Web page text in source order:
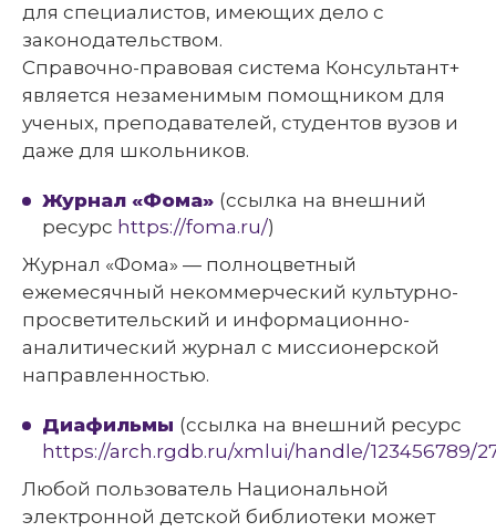
для специалистов, имеющих дело с
законодательством.
Справочно-правовая система Консультант+
является незаменимым помощником для
ученых, преподавателей, студентов вузов и
даже для школьников.
Журнал «Фома» (ссылка на внешний
ресурс https://foma.ru/)
Журнал «Фома» — полноцветный
ежемесячный некоммерческий культурно-
просветительский и информационно-
аналитический журнал с миссионерской
направленностью.
Диафильмы (ссылка на внешний ресурс
https://arch.rgdb.ru/xmlui/handle/123456789/
Любой пользователь Национальной
электронной детской библиотеки может